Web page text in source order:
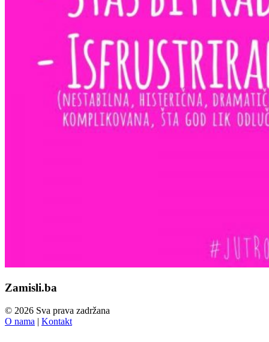
Zamisli.ba
© 2026 Sva prava zadržana
O nama | Kontakt